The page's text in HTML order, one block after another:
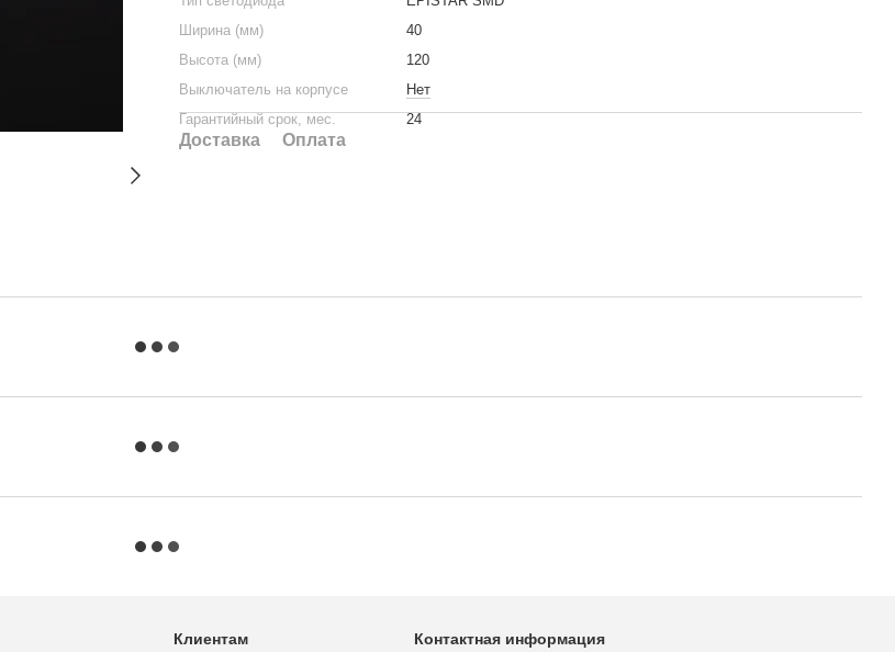
Ширина (мм)
40
Высота (мм)
120
Выключатель на корпусе
Нет
Гарантийный срок, мес.
24
Доставка Оплата
Клиентам Контактная информация